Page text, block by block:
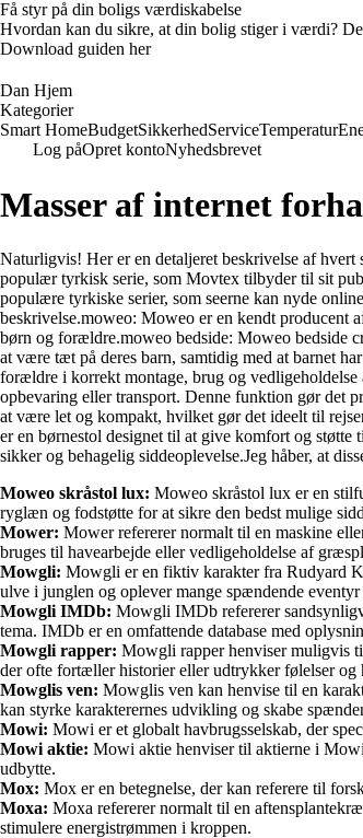
Få styr på din boligs værdiskabelse
Hvordan kan du sikre, at din bolig stiger i værdi?
Download guiden her
Dan Hjem
Kategorier
Smart HomeBudgetSikkerhedServiceTemperatur
Log påOpret kontoNyhedsbrevet
Masser af internet
Naturligvis! Her er en detaljeret beskrivelse af
populær tyrkisk serie, som Movtex tilbyder til sit
populære tyrkiske serier, som seerne kan nyde
beskrivelse.moweo: Moweo er en kendt producent
børn og forældre.moweo bedside: Moweo bedside
at være tæt på deres barn, samtidig med at barnet
forældre i korrekt montage, brug og vedligeholdelse
opbevaring eller transport. Denne funktion gør det
at være let og kompakt, hvilket gør det ideelt til
er en børnestol designet til at give komfort og
sikker og behagelig siddeoplevelse.Jeg håber, at
Moweo skråstol lux: Moweo skråstol lux er en
ryglæn og fodstøtte for at sikre den bedst mulige
Mower: Mower refererer normalt til en maskine
bruges til havearbejde eller vedligeholdelse af
Mowgli: Mowgli er en fiktiv karakter fra Rudyard
ulve i junglen og oplever mange spændende eventyr
Mowgli IMDb: Mowgli IMDb refererer
tema. IMDb er en omfattende database med
Mowgli rapper: Mowgli rapper henviser muligvis
der ofte fortæller historier eller udtrykker følelser og
Mowglis ven: Mowglis ven kan henvise til en
kan styrke karakterernes udvikling og skabe
Mowi: Mowi er et globalt havbrugsselskab, der
Mowi aktie: Mowi aktie henviser til aktierne i
udbytte.
Mox: Mox er en betegnelse, der kan referere til
Moxa: Moxa refererer normalt til en
stimulere energistrømmen i kroppen.